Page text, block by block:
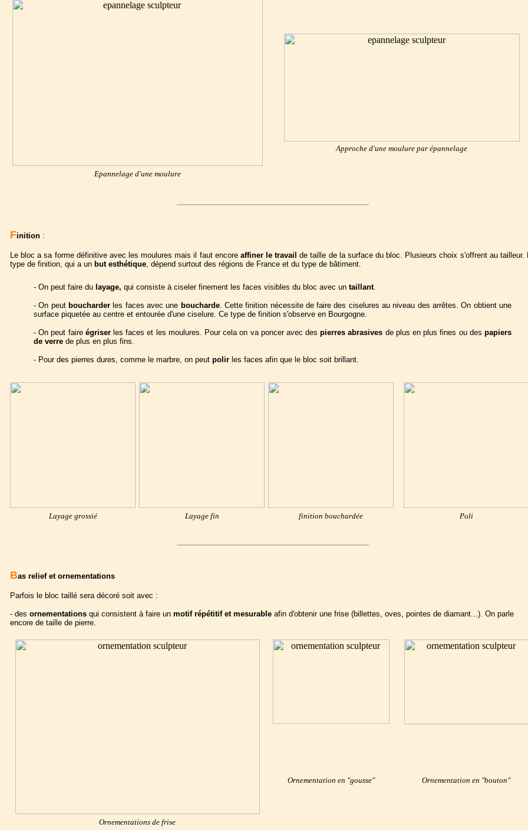
Approche d'une moulure par épannelage
Epannelage d'une moulure
Finition :
Le bloc a sa forme définitive avec les moulures mais il faut encore affiner le travail de taille de la surface du bloc. Plusieurs choix s'offrent au tailleur.
type de finition, qui a un but esthétique, dépend surtout des régions de France et du type de bâtiment.
- On peut faire du layage, qui consiste à ciseler finement les faces visibles du bloc avec un taillant.
- On peut boucharderles faces avec une boucharde. Cette finition nécessite de faire des ciselures au niveau des arrêtes. On obtient une
surface piquetée au centre et entourée d'une ciselure. Ce type de finition s'observe en Bourgogne.
- On peut faireégriserles faces et les moulures. Pour cela on va poncer avec despierres abrasives de plus en plus fines ou despapiers
de verre de plus en plus fins.
- Pour des pierres dures, comme le marbre, on peut polir les faces afin que le bloc soit brillant.
Layage grossié Layage fin finition bouchardée Poli
Bas relief et ornementations
Parfois le bloc taillé sera décoré soit avec :
- des ornementations qui consistent à faire un motif répétitif et mesurable afin d'obtenir une frise (billettes, oves, pointes de diamant...). On parle
encore de taille de pierre.
Ornementation en "gousse" Ornementation en "bouton"
Ornementations de frise